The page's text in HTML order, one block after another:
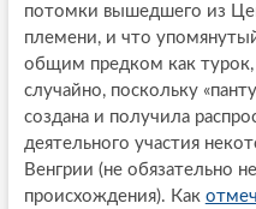
потомки вышедшего из
племени, и что
общим предком как турок,
случайно, поскольку
создана и получила
деятельного участия
Венгрии (не обязательно
происхождения). Как